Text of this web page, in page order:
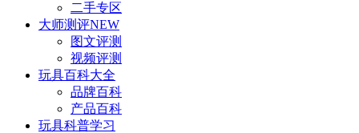
二手专区
大师测评NEW
图文评测
视频评测
玩具百科大全
品牌百科
产品百科
玩具科普学习